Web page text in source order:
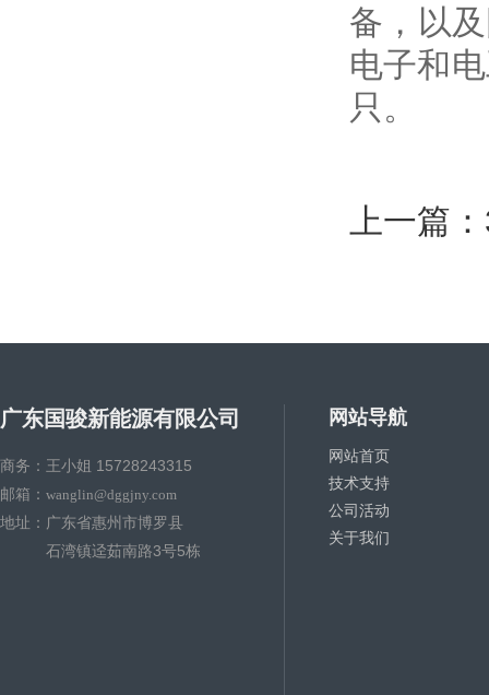
备，以
电子和
只。
上一篇
广东国骏新能源有限公司
商务：王小姐 15728243315
邮箱： wanglin@dggjny.com
地址：广东省惠州市博罗县
石湾镇迳茹南路3号5栋
网站导航
网站首页
技术支持
公司活动
关于我们